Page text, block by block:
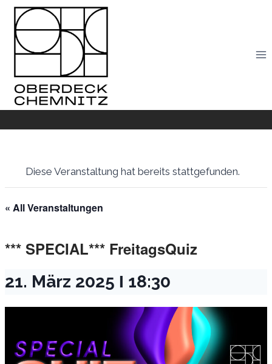
Skip
content
Diese Veranstaltung hat bereits stattgefunden.
« All Veranstaltungen
*** SPECIAL*** FreitagsQuiz
21. März 2025 Ι 18:30